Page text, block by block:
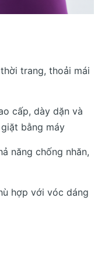
trang, thoải mái
cấp, dày dặn và
bằng máy
năng chống nhăn,
hợp với vóc dáng